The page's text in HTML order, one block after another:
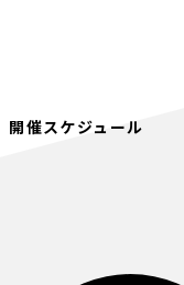
開催スケジュール